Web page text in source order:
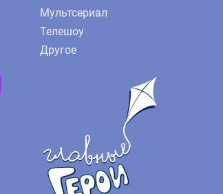
Мультсериал
Телешоу
Другое